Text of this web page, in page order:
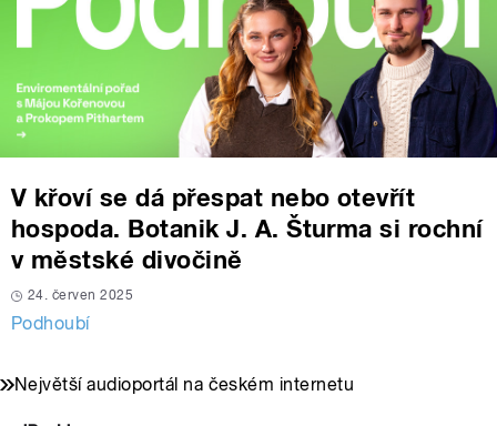
V křoví se dá přespat nebo otevřít
hospoda. Botanik J. A. Šturma si rochní
v městské divočině
24. červen 2025
Podhoubí
Největší audioportál na českém internetu